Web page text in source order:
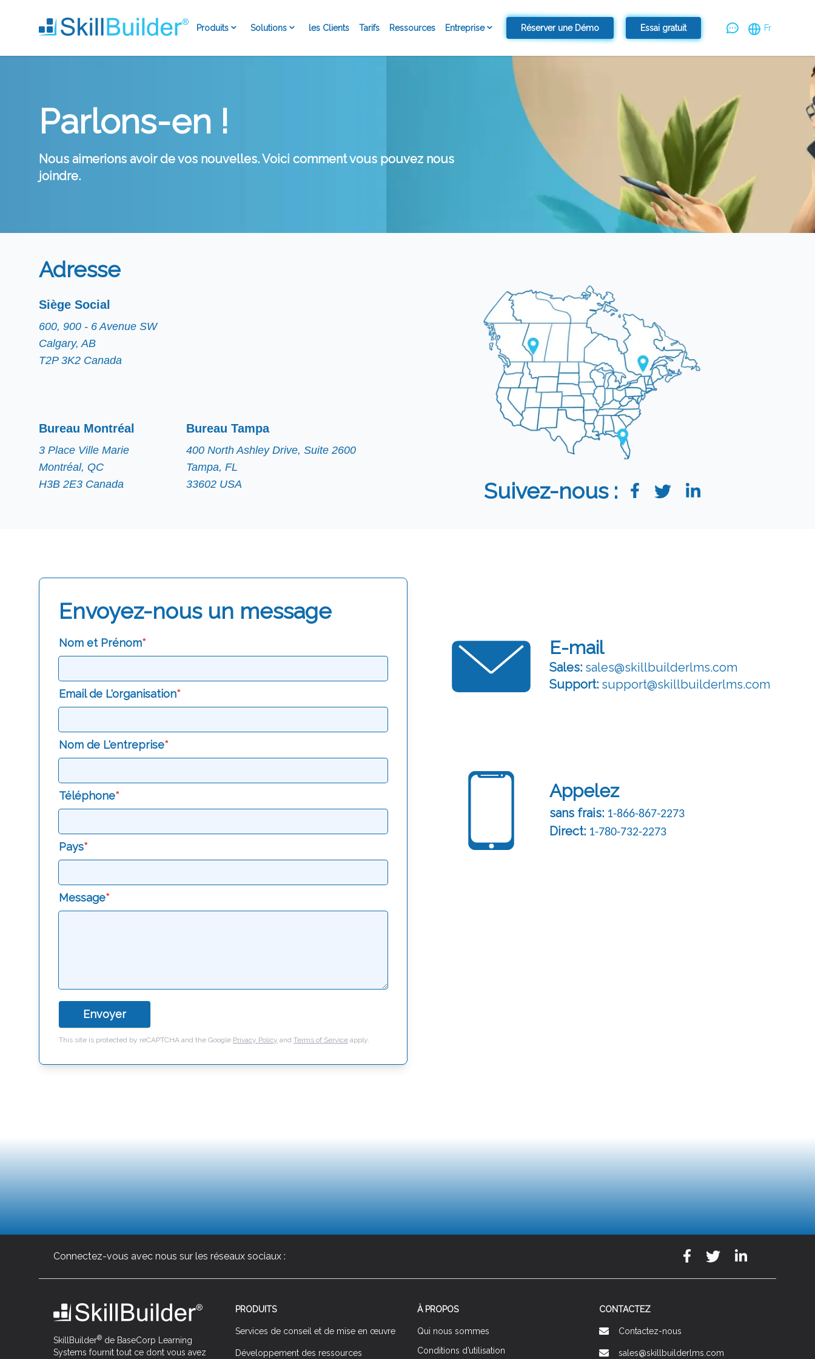
Produits Solutions les Clients Tarifs Ressources Entreprise Réserver une Démo Essai gratuit Fr
Parlons-en !
Nous aimerions avoir de vos nouvelles. Voici comment vous pouvez nous
joindre.
Adresse
Siège Social
600, 900 - 6 Avenue SW
Calgary, AB
T2P 3K2 Canada
Bureau Montréal
3 Place Ville Marie
Montréal, QC
H3B 2E3 Canada
Bureau Tampa
400 North Ashley Drive, Suite 2600
Tampa, FL
33602 USA
Suivez-nous :
Envoyez-nous un message
Nom et Prénom*
Email de L'organisation*
Nom de L'entreprise*
Téléphone*
Pays*
Message*
Envoyer
This site is protected by reCAPTCHA and the Google Privacy Policy and Terms of Service apply.
E-mail
Sales: sales@skillbuilderlms.com
Support: support@skillbuilderlms.com
Appelez
sans frais: 1-866-867-2273
Direct: 1-780-732-2273
Connectez-vous avec nous sur les réseaux sociaux :
SkillBuilder® de BaseCorp Learning
Systems fournit tout ce dont vous avez
PRODUITS
Services de conseil et de mise en œuvre
Développement des ressources
À PROPOS
Qui nous sommes
Conditions d’utilisation
CONTACTEZ
Contactez-nous
sales@skillbuilderlms.com